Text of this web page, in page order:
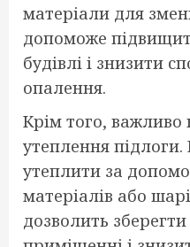
матеріали для
допоможе
будівлі і знизити
опалення.
Крім того, важливо
утеплення
утеплити за
матеріалів або
дозволить